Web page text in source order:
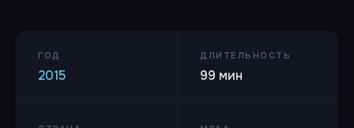
ГОД
2015
ДЛИТЕЛЬНОСТЬ
99 мин